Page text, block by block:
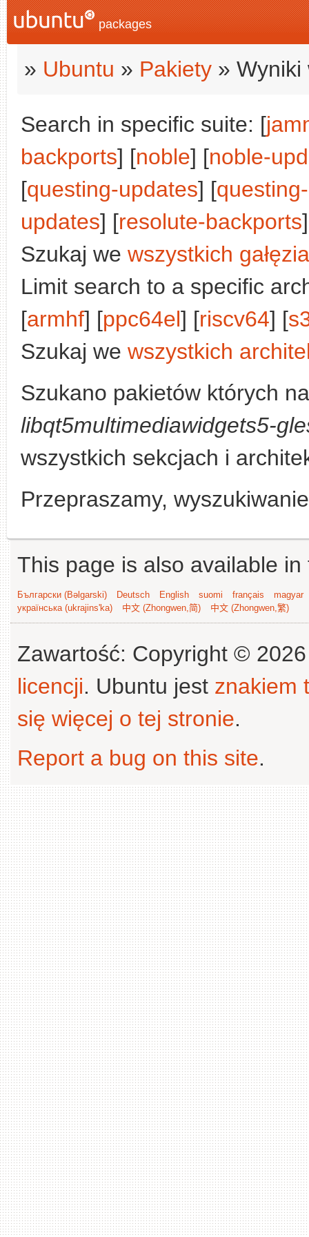
packages
» Ubuntu » Pakiety » Wyniki
Search in specific suite: [
backports] [noble] [noble-
[questing-updates] [
updates] [resolute-backports
Szukaj we wszystkich
Limit search to a specific
[armhf] [ppc64el] [riscv64] [
Szukaj we wszystkich
Szukano pakietów których
libqt5multimediawidgets5-
wszystkich sekcjach i
Przepraszamy,
This page is also available
Български (Bəlgarski) Deutsch English suomi français
magyar
українська (ukrajins'ka)
中文 (Zhongwen,简) 中文 (Zhongwen,繁)
Zawartość: Copyright ©
licencji. Ubuntu jest znakiem
się więcej o tej stronie.
Report a bug on this site.